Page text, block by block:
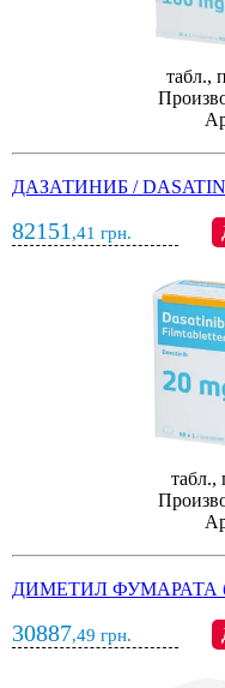
табл.,
ДАЗАТИНИБ /
82151 ,41 грн.
табл.,
ДИМЕТИЛ ФУМАРАТА
30887,49 грн.